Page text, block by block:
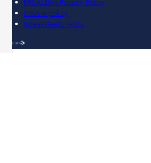
MG ALBA's Privacy Policy
Cookie policy
SpeakGaelic FAQs